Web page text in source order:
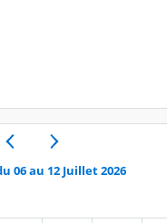
06 au 12 Juillet 2026